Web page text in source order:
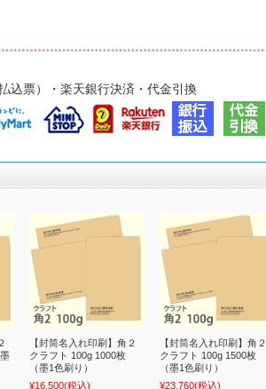
込票）・楽天銀行決済・代金引換
【封筒名入れ印刷】角２
クラフト 100g 1000枚
（墨1色刷り）
¥16,500(税込)
【封筒名入れ印刷】角２
クラフト 100g 1500枚
（墨1色刷り）
¥23,760(税込)